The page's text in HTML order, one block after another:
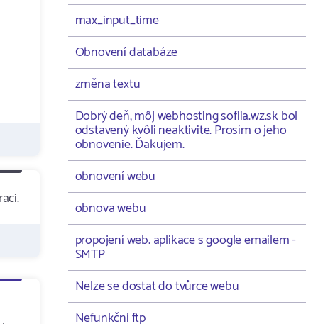
max_input_time
Obnovení databáze
změna textu
Dobrý deň, môj webhosting sofiia.wz.sk bol
odstavený kvôli neaktivite. Prosím o jeho
obnovenie. Ďakujem.
obnovení webu
obnova webu
propojení web. aplikace s google emailem -
SMTP
Nelze se dostat do tvůrce webu
Nefunkční ftp